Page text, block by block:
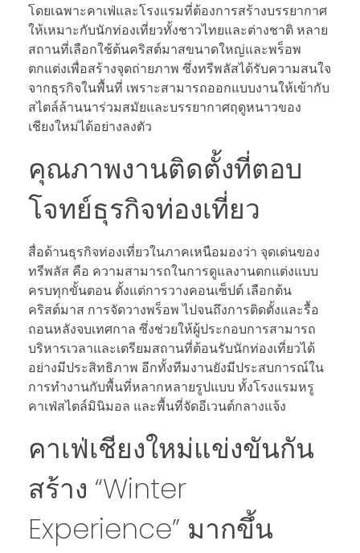
โดยเฉพาะคาเฟ่และโรงแรมที่ต้องการสร้างบรรยากาศ
ให้เหมาะกับนักท่องเที่ยวทั้งชาวไทยและต่างชาติ หลาย
สถานที่เลือกใช้ต้นคริสต์มาสขนาดใหญ่และพร็อพ
ตกแต่งเพื่อสร้างจุดถ่ายภาพ ซึ่งทรีพลัสได้รับความสนใจ
จากธุรกิจในพื้นที่ เพราะสามารถออกแบบงานให้เข้ากับ
สไตล์ล้านนาร่วมสมัยและบรรยากาศฤดูหนาวของ
เชียงใหม่ได้อย่างลงตัว
คุณภาพงานติดตั้งที่ตอบ
โจทย์ธุรกิจท่องเที่ยว
สื่อด้านธุรกิจท่องเที่ยวในภาคเหนือมองว่า จุดเด่นของ
ทรีพลัส คือ ความสามารถในการดูแลงานตกแต่งแบบ
ครบทุกขั้นตอน ตั้งแต่การวางคอนเซ็ปต์ เลือกต้น
คริสต์มาส การจัดวางพร็อพ ไปจนถึงการติดตั้งและรื้อ
ถอนหลังจบเทศกาล ซึ่งช่วยให้ผู้ประกอบการสามารถ
บริหารเวลาและเตรียมสถานที่ต้อนรับนักท่องเที่ยวได้
อย่างมีประสิทธิภาพ อีกทั้งทีมงานยังมีประสบการณ์ใน
การทำงานกับพื้นที่หลากหลายรูปแบบ ทั้งโรงแรมหรู
คาเฟ่สไตล์มินิมอล และพื้นที่จัดอีเวนต์กลางแจ้ง
คาเฟ่เชียงใหม่แข่งขันกัน
สร้าง “Winter
Experience” มากขึ้น